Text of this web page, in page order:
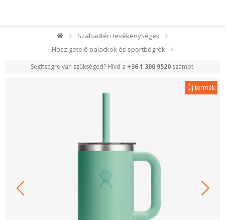
Szabadtéri tevékenységek
Hőszigetelő palackok és sportbögrék
Segítségre van szükséged? Hívd a +36 1 300 9520számot.
Új termék